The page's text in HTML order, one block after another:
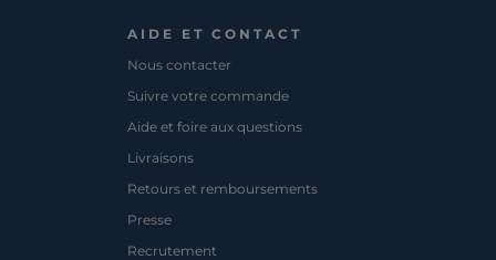
AIDE ET CONTACT
Nous contacter
Suivre votre commande
Aide et foire aux questions
Livraisons
Retours et remboursements
Presse
Recrutement